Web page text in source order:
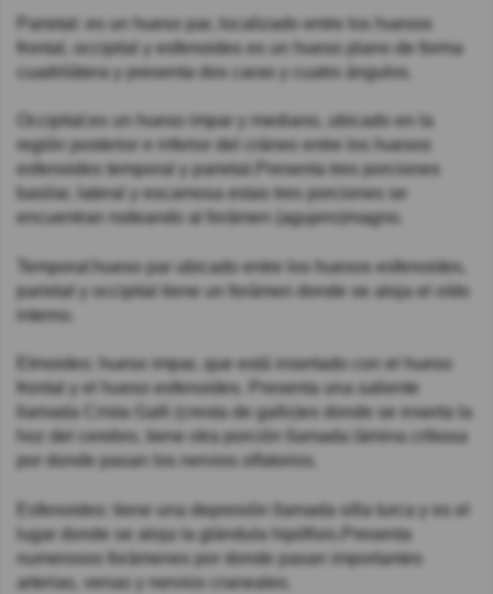
Parietal: es un hueso par, localizado entre los huesos
frontal, occipital y esfenoides es un hueso plano de forma
cuadrilátera y presenta dos caras y cuatro ángulos.
Occipital:es un hueso impar y mediano, ubicado en la
región posterior e inferior del cráneo entre los huesos
esfenoides temporal y parietal.Presenta tres porciones
basilar, lateral y escamosa estas tres porciones se
encuentran rodeando al forámen (agujero)magno.
Temporal:hueso par ubicado entre los huesos esfenoides,
parietal y occipital tiene un forámen donde se aloja el oído
interno.
Etmoides: hueso impar, que está insertado con el hueso
frontal y el hueso esfenoides. Presenta una saliente
llamada Crista Galli (cresta de gallo)es donde se inserta la
hoz del cerebro, tiene otra porción llamada lámina cribosa
por donde pasan los nervios olfatorios.
Esfenoides: tiene una depresión llamada silla turca y es el
lugar donde se aloja la glándula hipófisis.Presenta
numerosos forámenes por donde pasan importantes
arterias, venas y nervios craneales.